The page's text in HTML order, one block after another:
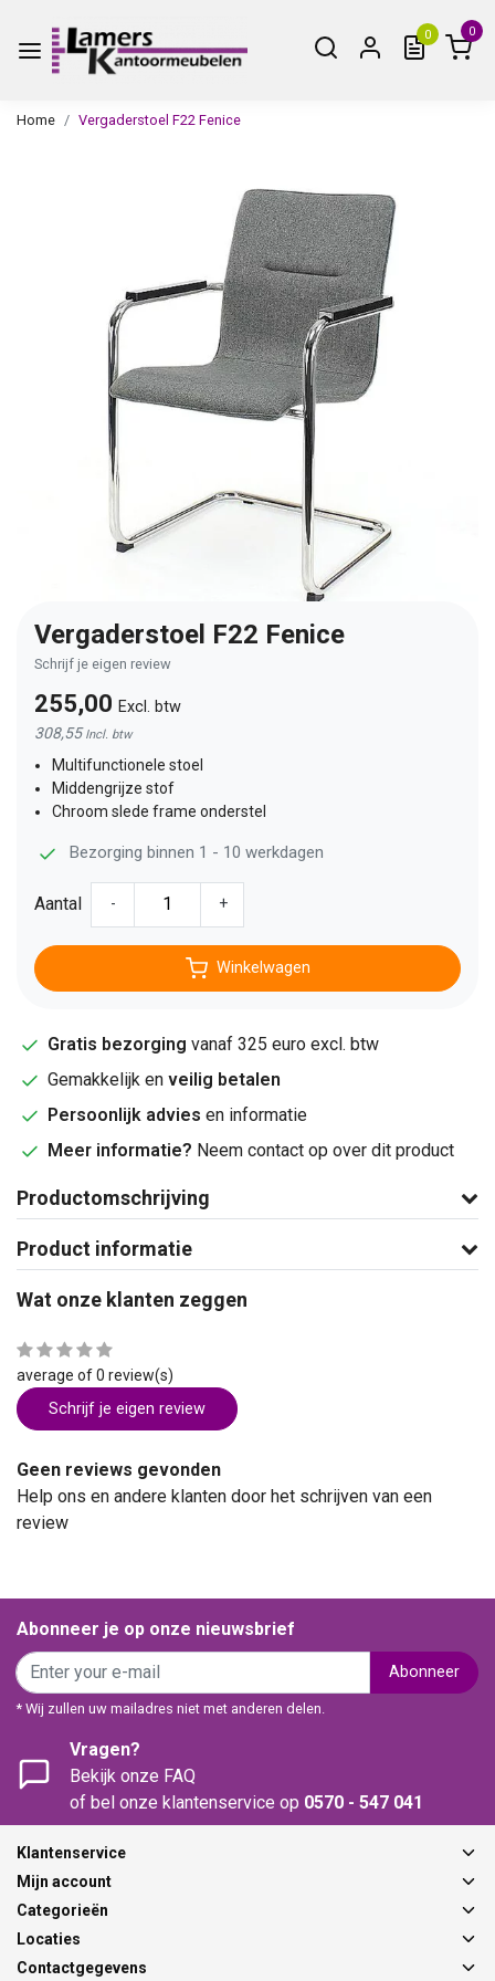
0 0
Home Vergaderstoel F22 Fenice
Vergaderstoel F22 Fenice
Schrijf je eigen review
255,00 Excl. btw
308,55Incl. btw
Multifunctionele stoel
Middengrijze stof
Chroom slede frame onderstel
Bezorging binnen 1 - 10 werkdagen
Aantal - +
Winkelwagen
Gratis bezorging vanaf 325 euro excl. btw
Gemakkelijk en veilig betalen
Persoonlijk advies en informatie
Meer informatie? Neem contact op over dit product
Productomschrijving
Product informatie
Wat onze klanten zeggen
average of 0 review(s)
Schrijf je eigen review
Geen reviews gevonden
Help ons en andere klanten door het schrijven van een
review
Abonneer je op onze nieuwsbrief
Abonneer
* Wij zullen uw mailadres niet met anderen delen.
Vragen?
Bekijk onze FAQ
of bel onze klantenservice op 0570 - 547 041
Klantenservice
Mijn account
Categorieën
Locaties
Contactgegevens